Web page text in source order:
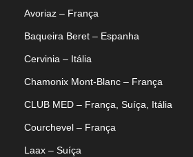
Avoriaz – França
Baqueira Beret – Espanha
Cervinia – Itália
Chamonix Mont-Blanc – França
CLUB MED – França, Suíça, Itália
Courchevel – França
Laax – Suíça